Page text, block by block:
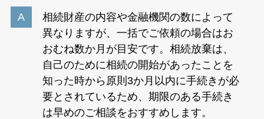
相続財産の内容や金融機関の数によって
異なりますが、一括でご依頼の場合はお
おむね数か月が目安です。相続放棄は、
自己のために相続の開始があったことを
知った時から原則3か月以内に手続きが必
要とされているため、期限のある手続き
は早めのご相談をおすすめします。